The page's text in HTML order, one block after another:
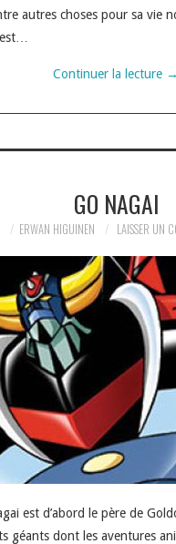
autres choses pour sa vie
Continuer la lecture →
GO NAGAI
ERWAN HIGUINEN LAISSER UN
est d’abord le père de
géants dont les aventures